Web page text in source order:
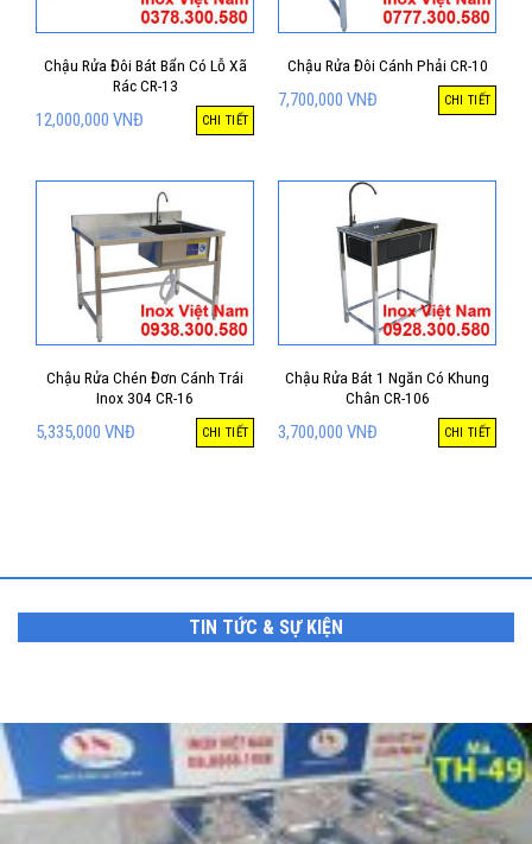
Chậu Rửa Đôi Bát Bẩn Có Lỗ Xã
Rác CR-13
12,000,000 VNĐ CHI TIẾT
Chậu Rửa Đôi Cánh Phải CR-10
7,700,000 VNĐ CHI TIẾT
Chậu Rửa Chén Đơn Cánh Trái
Inox 304 CR-16
5,335,000 VNĐ CHI TIẾT
Chậu Rửa Bát 1 Ngăn Có Khung
Chân CR-106
3,700,000 VNĐ CHI TIẾT
TIN TỨC & SỰ KIỆN